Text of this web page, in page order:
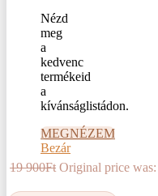
Nézd
meg
a
kedvenc
termékeid
a
kívánságlistádon.
MEGNÉZEM
Bezár
19 900Ft Original price